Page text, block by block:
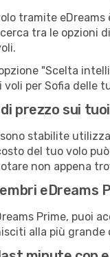
tramite
tra le opzioni di
"Scelta
voli per Sofia delle
prezzo sui
stabilite
del tuo volo
non appena
eDreams
Prime, puoi
alla più